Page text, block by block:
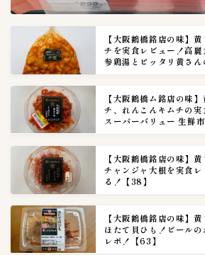
【大阪鶴橋銘店の味】
チを実食レビュー！高
参鶏湯とピッタリ黄さ
【大阪鶴橋ム銘店の味
チ、れんこんキムチの
スーパーバリュー 生鮮市
【大阪鶴橋銘店の味】
チャンジャ大根を実食
る！【38】
【大阪鶴橋銘店の味】
ほたて貝ひも！ビール
レポ！【63】